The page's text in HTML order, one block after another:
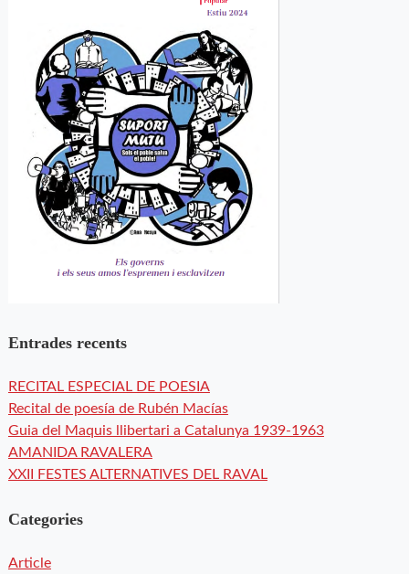
Entrades recents
RECITAL ESPECIAL DE POESIA
Recital de poesía de Rubén Macías
Guia del Maquis llibertari a Catalunya 1939-1963
AMANIDA RAVALERA
XXII FESTES ALTERNATIVES DEL RAVAL
Categories
Article